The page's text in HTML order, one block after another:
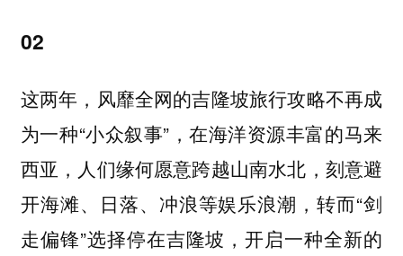
02
这两年，风靡全网的吉隆坡旅行攻略不再成
为一种“小众叙事”，在海洋资源丰富的马来
西亚，人们缘何愿意跨越山南水北，刻意避
开海滩、日落、冲浪等娱乐浪潮，转而“剑
走偏锋”选择停在吉隆坡，开启一种全新的